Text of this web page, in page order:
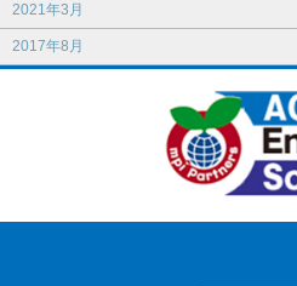
2021年3月
2017年8月